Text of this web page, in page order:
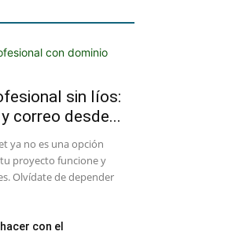
sin líos:
correo desde...
ya no es una opción
proyecto funcione y
Olvídate de depender
con el